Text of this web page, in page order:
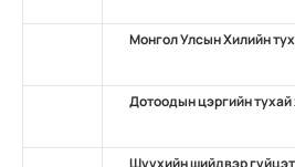
Монгол Улсын Хилийн
Дотоодын цэргийн тухай